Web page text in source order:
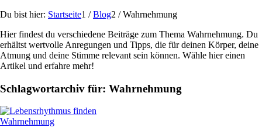
Du bist hier: Startseite1 / Blog2 / Wahrnehmung
Hier findest du verschiedene Beiträge zum Thema Wahrnehmung. Du
erhältst wertvolle Anregungen und Tipps, die für deinen Körper, deine
Atmung und deine Stimme relevant sein können. Wähle hier einen
Artikel und erfahre mehr!
Schlagwortarchiv für: Wahrnehmung
Wahrnehmung